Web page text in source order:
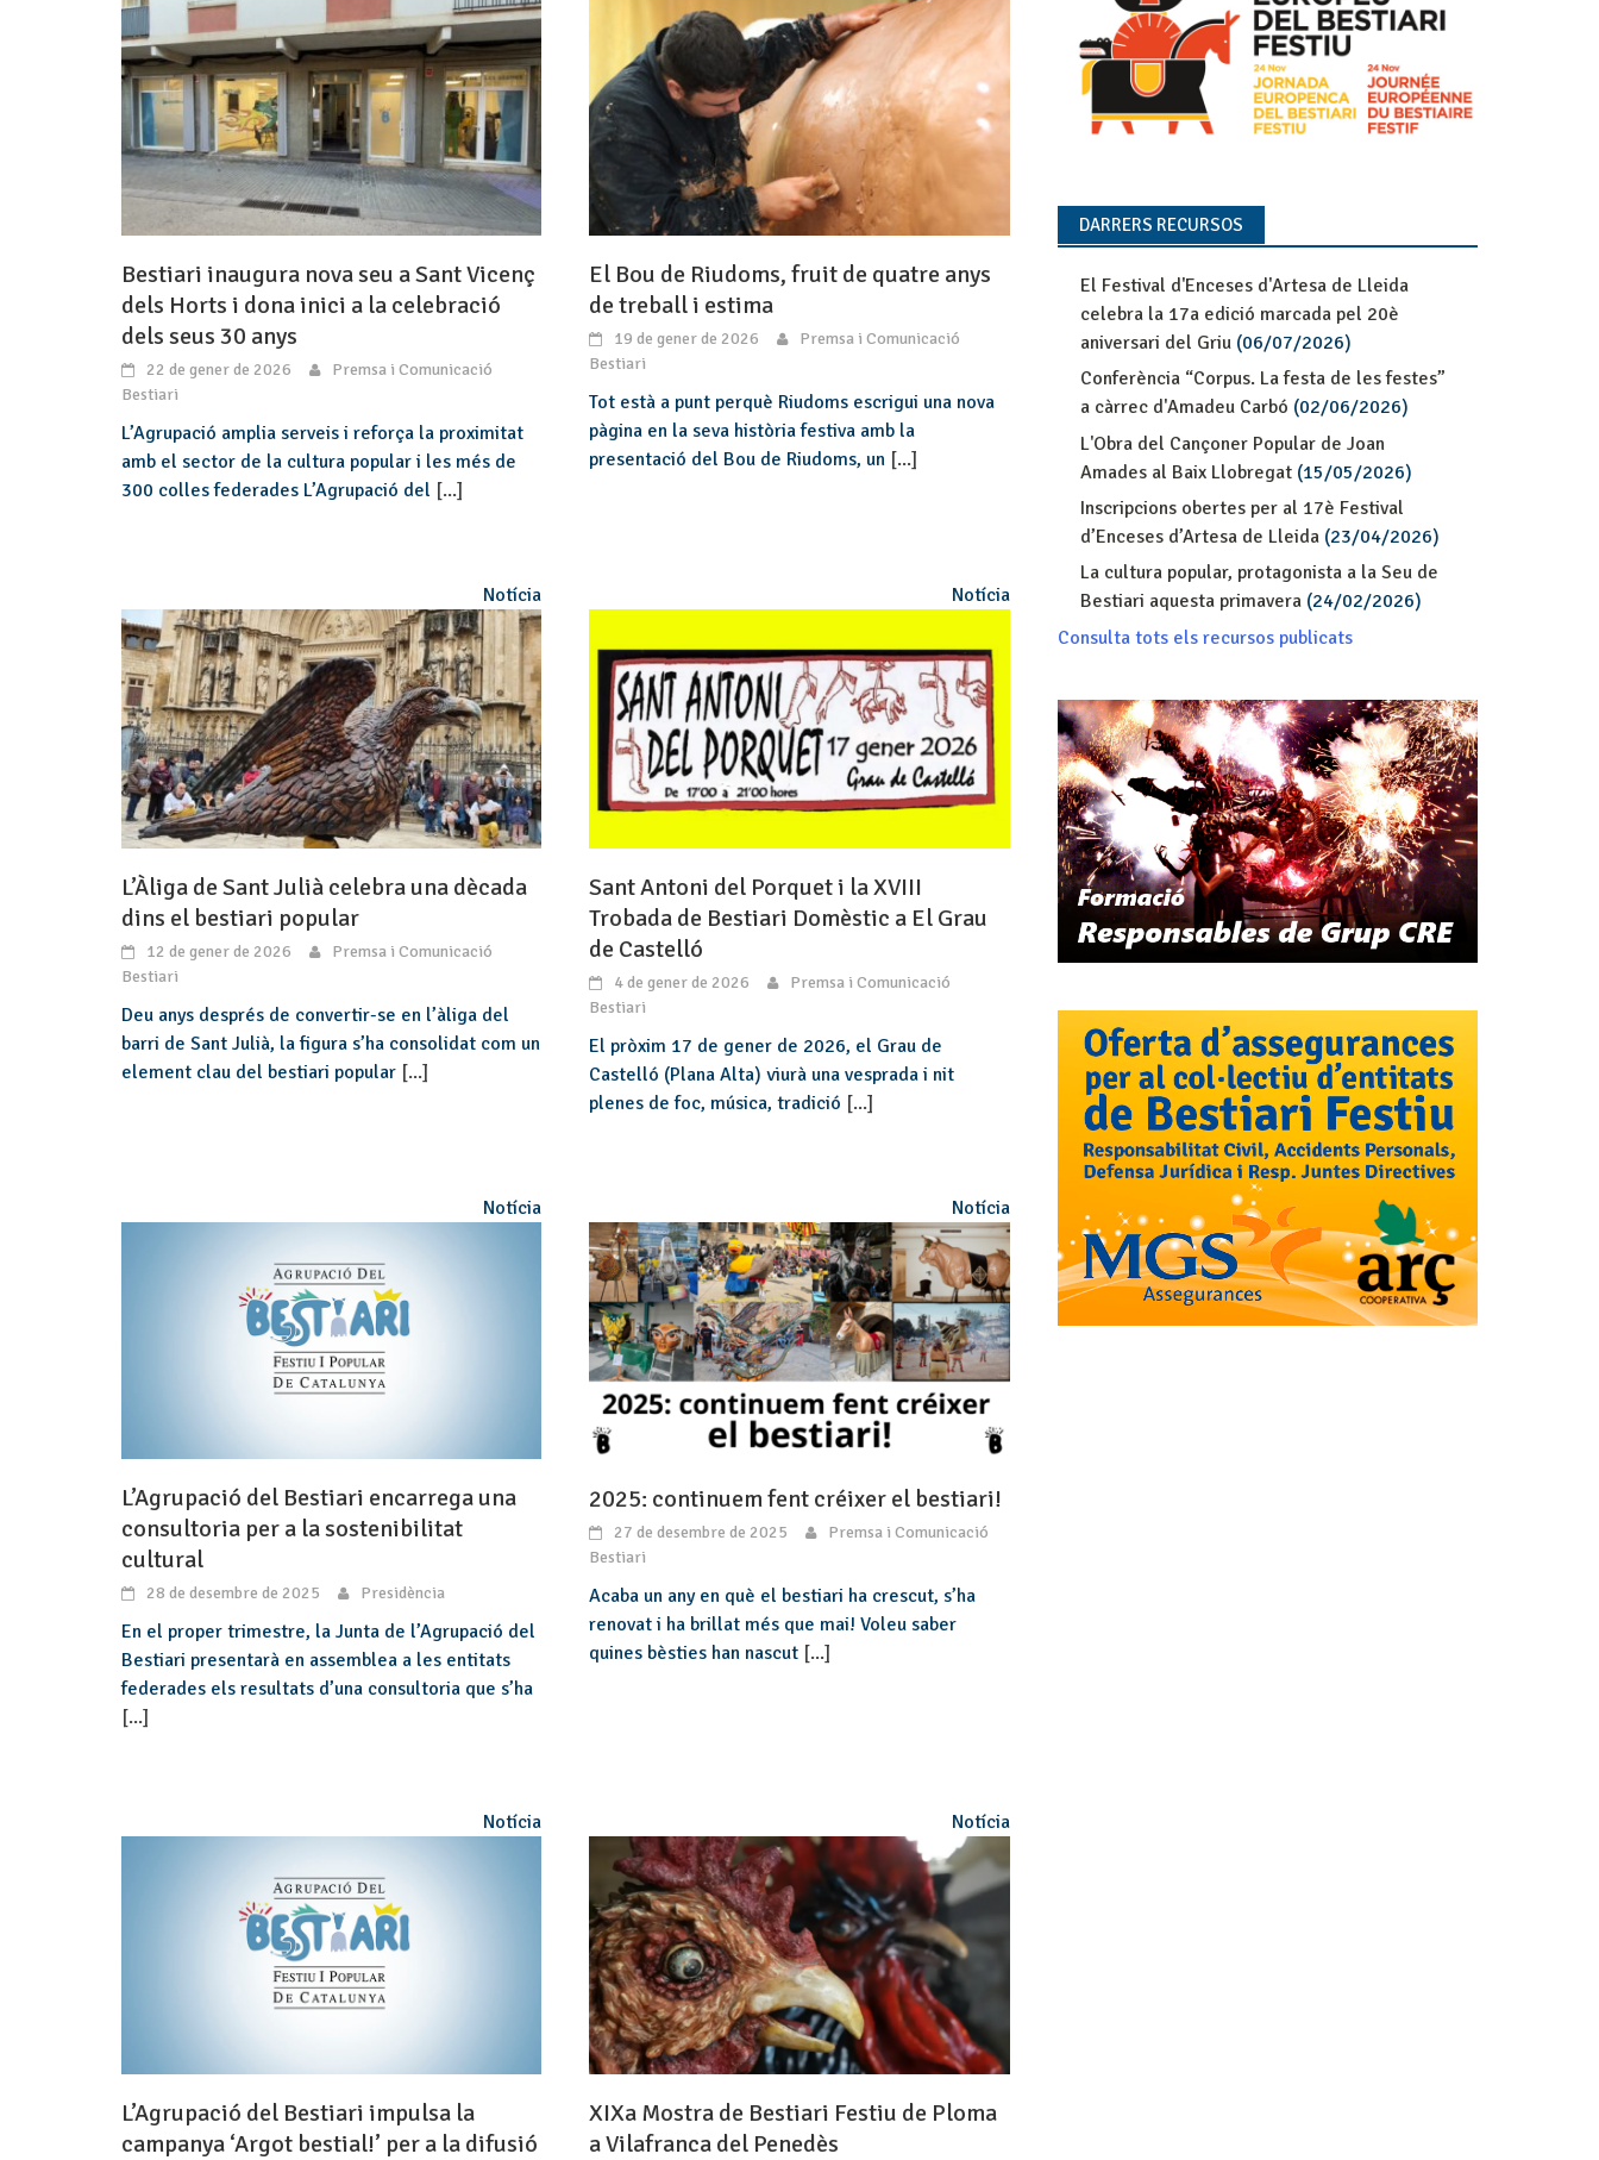
Bestiari inaugura nova seu a Sant Vicenç
dels Horts i dona inici a la celebració
dels seus 30 anys
22 de gener de 2026
Premsa i Comunicació
Bestiari
L’Agrupació amplia serveis i reforça la proximitat
amb el sector de la cultura popular i les més de
300 colles federades L’Agrupació del [...]
El Bou de Riudoms, fruit de quatre anys
de treball i estima
19 de gener de 2026
Premsa i Comunicació
Bestiari
Tot està a punt perquè Riudoms escrigui una nova
pàgina en la seva història festiva amb la
presentació del Bou de Riudoms, un [...]
Notícia
L’Àliga de Sant Julià celebra una dècada
dins el bestiari popular
12 de gener de 2026
Premsa i Comunicació
Bestiari
Deu anys després de convertir-se en l’àliga del
barri de Sant Julià, la figura s’ha consolidat com un
element clau del bestiari popular [...]
Notícia
Sant Antoni del Porquet i la XVIII
Trobada de Bestiari Domèstic a El Grau
de Castelló
4 de gener de 2026
Premsa i Comunicació
Bestiari
El pròxim 17 de gener de 2026, el Grau de
Castelló (Plana Alta) viurà una vesprada i nit
plenes de foc, música, tradició [...]
Notícia
L’Agrupació del Bestiari encarrega una
consultoria per a la sostenibilitat
cultural
28 de desembre de 2025 Presidència
En el proper trimestre, la Junta de l’Agrupació del
Bestiari presentarà en assemblea a les entitats
federades els resultats d’una consultoria que s’ha
[...]
Notícia
2025: continuem fent créixer el bestiari!
27 de desembre de 2025
Premsa i Comunicació
Bestiari
Acaba un any en què el bestiari ha crescut, s’ha
renovat i ha brillat més que mai! Voleu saber
quines bèsties han nascut [...]
Notícia
L’Agrupació del Bestiari impulsa la
campanya ‘Argot bestial!’ per a la difusió
Notícia
XIXa Mostra de Bestiari Festiu de Ploma
a Vilafranca del Penedès
DARRERS RECURSOS
El Festival d'Enceses d'Artesa de Lleida
celebra la 17a edició marcada pel 20è
aniversari del Griu(06/07/2026)
Conferència “Corpus. La festa de les festes”
a càrrec d'Amadeu Carbó (02/06/2026)
L'Obra del Cançoner Popular de Joan
Amades al Baix Llobregat(15/05/2026)
Inscripcions obertes per al 17è Festival
d’Enceses d’Artesa de Lleida(23/04/2026)
La cultura popular, protagonista a la Seu de
Bestiari aquesta primavera(24/02/2026)
Consulta tots els recursos publicats